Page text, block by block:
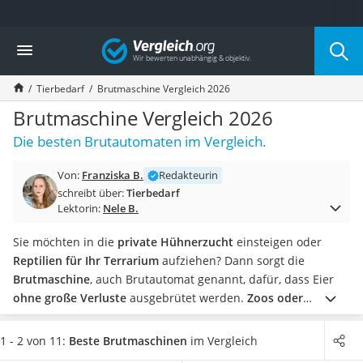
Die beliebtesten Vergleiche nach Kategorie
Drogerie
Inhalator
Haarschneider
Rollator
Braun Rasierer
Katzenklappe (Chip)
Masturbator
Massagepistole
Reisehaartrockner
Eiweißpulver
Magnesiumpräparat
Katzenklappe
Nackenmassagegerät
Zeckenschutz Katze
Vergleich
Tierbedarf Brutmaschine Vergleich 2026
Brutmaschine Vergleich 2026
Die besten Brutautomaten im Vergleich.
Von: Franziska B.
Redakteurin
schreibt über:Tierbedarf
Lektorin: Nele B.
Sie möchten in die private Hühnerzucht einsteigen oder
Reptilien für Ihr Terrarium aufziehen? Dann sorgt die
Brutmaschine, auch Brutautomat genannt, dafür, dass Eier
ohne große Verluste ausgebrütet werden. Zoos oder
Tierhandlungennutzen ebenfalls Brutmaschinen, die mit
Wärme arbeiten und dadurch ein natürliches Brutklima
1 - 2 von 11: Beste Brutmaschinen im Vergleich